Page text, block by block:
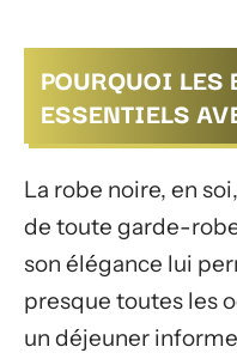
POURQUOI
ESSENTIELS
La robe noire, en
de toute garde-
son élégance lui
presque toutes les
un déjeuner